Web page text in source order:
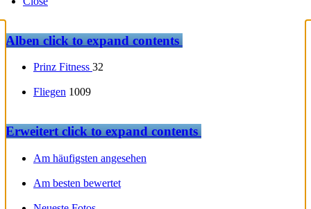
Albenclick to expand contents
Prinz Fitness 32
Fliegen 1009
Erweitertclick to expand contents
Am häufigsten angesehen
Am besten bewertet